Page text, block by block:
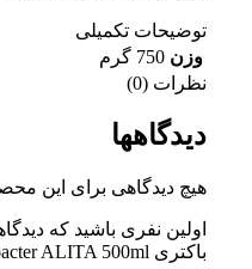
توضیحات تکمیلی
وزن 750 گرم
نظرات (0)
دیدگاهها
هیچ دیدگاهی برای این
اولین نفری باشید که
باکتری Nitro bacter ALITA 500ml”